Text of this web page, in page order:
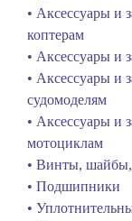
• Аксессуары и
коптерам
• Аксессуары и
• Аксессуары и
судомоделям
• Аксессуары и
мотоциклам
• Винты, шайбы,
• Подшипники
•